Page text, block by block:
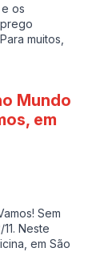
os
muitos,
Mundo
em
Sem
Neste
em São